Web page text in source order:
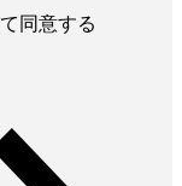
労可否の確
とが可能であ
断書や障害者
同意する